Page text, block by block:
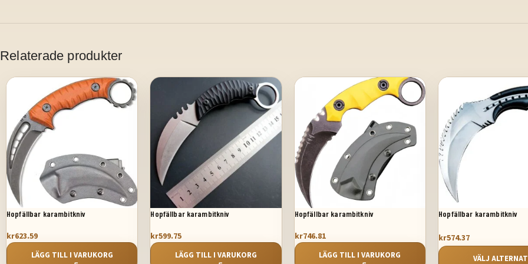
Relaterade produkter
Hopfällbar karambitkniv
kr623.59
LÄGG TILL I VARUKORG
Hopfällbar karambitkniv
kr599.75
LÄGG TILL I VARUKORG
Hopfällbar karambitkniv
kr746.81
LÄGG TILL I VARUKORG
Hopfällbar karambitkniv
kr574.37
VÄLJ